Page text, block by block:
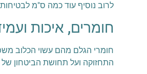
לרוב נוסיף עוד כמה ס"מ לבטיחות
חומרים, איכות
חומרי הגלם מהם עשוי הכלוב
התחזוקה ועל תחושת הביטחון